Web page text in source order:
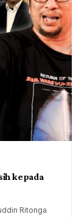
kepada
Ritonga